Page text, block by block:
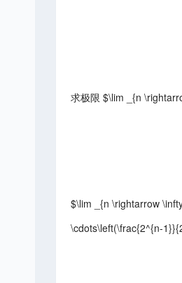
求极限 $\lim _{n
$\lim _{n \rightarrow
\cdots\left(\frac{2^{n-